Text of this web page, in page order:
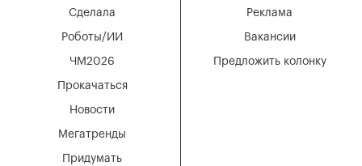
Мегатренды
Придумать
Новости
Сделала
Роботы/ИИ
ЧМ2026
Прокачаться
Вакансии
Реклама
Предложить колонку